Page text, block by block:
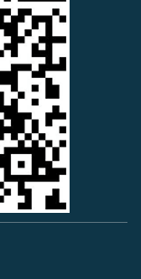
r
c
a
r
d